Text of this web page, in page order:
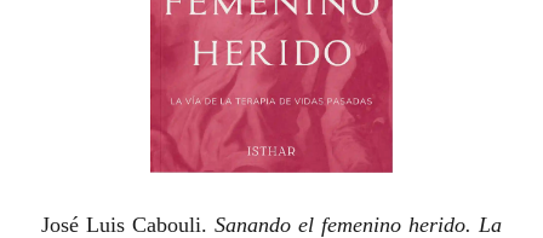
José Luis Cabouli.Sanando el femenino herido. La